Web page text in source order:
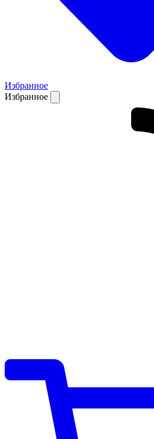
Избранное
Избранное